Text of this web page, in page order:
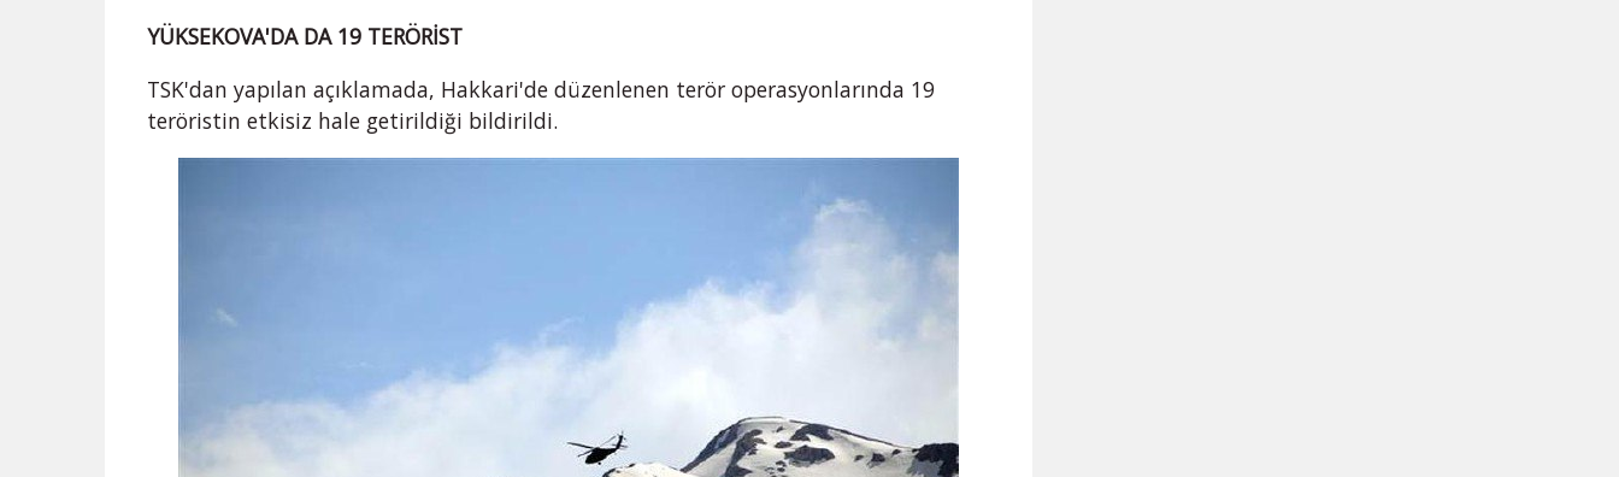
YÜKSEKOVA'DA DA 19 TERÖRİST
TSK'dan yapılan açıklamada, Hakkari'de düzenlenen terör operasyonlarında 19
teröristin etkisiz hale getirildiği bildirildi.